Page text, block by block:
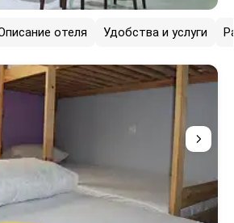
отеля Удобства и услуги